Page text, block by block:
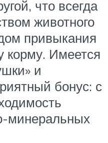
что всегда
животного
привыкания
корму. Имеется
и
бонус: с
минеральных